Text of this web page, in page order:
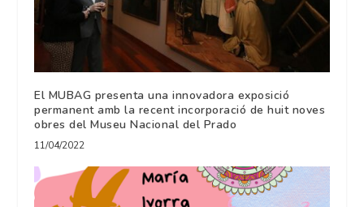
El MUBAG presenta una innovadora exposició
permanent amb la recent incorporació de huit noves
obres del Museu Nacional del Prado
11/04/2022